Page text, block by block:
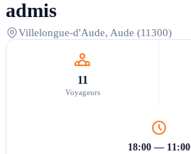
admis
Villelongue-d'Aude, Aude (11300)
11
Voyageurs
18:00 — 11:00